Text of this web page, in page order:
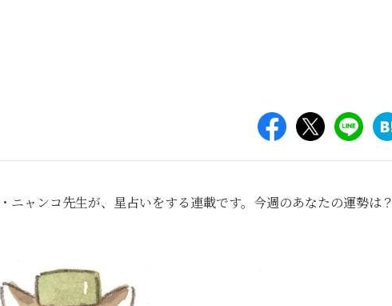
ニャンコ先生が、星占いをする連載です。今週のあなたの運勢は？